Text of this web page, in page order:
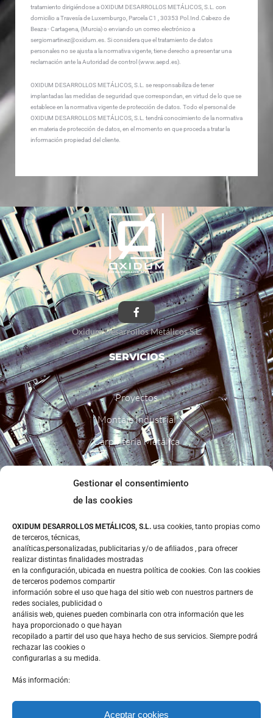
Gestionar el consentimiento
de las cookies
OXIDUM DESARROLLOS METÁLICOS, S.L. usa cookies, tanto propias como
de terceros, técnicas,
analíticas,personalizadas, publicitarias y/o de afiliados , para ofrecer
realizar distintas finalidades mostradas
en la configuración, ubicada en nuestra política de cookies. Con las cookies
de terceros podemos compartir
información sobre el uso que haga del sitio web con nuestros partners de
redes sociales, publicidad o
análisis web, quienes pueden combinarla con otra información que les
haya proporcionado o que hayan
recopilado a partir del uso que haya hecho de sus servicios. Siempre podrá
rechazar las cookies o
configurarlas a su medida.
Más información:
Aceptar cookies
tratamiento dirigiéndose a OXIDUM DESARROLLOS METÁLICOS, S.L. con
domicilio a Travesía de Luxemburgo, Parcela C1 , 30353 Pol.Ind.Cabezo de
Beaza - Cartagena, (Murcia) o enviando un correo electrónico a
sergiomartinez@oxidum.es. Si considera que el tratamiento de datos
personales no se ajusta a la normativa vigente, tiene derecho a presentar una
reclamación ante la Autoridad de control (www.aepd.es).
OXIDUM DESARROLLOS METÁLICOS, S.L. se responsabiliza de tener
implantadas las medidas de seguridad que correspondan, en virtud de lo que se
establece en la normativa vigente de protección de datos. Todo el personal de
OXIDUM DESARROLLOS METÁLICOS, S.L. tendrá conocimiento de la normativa
en materia de protección de datos, en el momento en que proceda a tratar la
información propiedad del cliente.
Oxidum Desarrollos Metálicos S.L.
SERVICIOS
Proyectos
Montaje Industrial
Carpintería Metálica
LEGAL
Política de privacidad
Política de cookies
CONTACTO
Calle Mina la Cuarta 36 – Polígono Lo Bolarin